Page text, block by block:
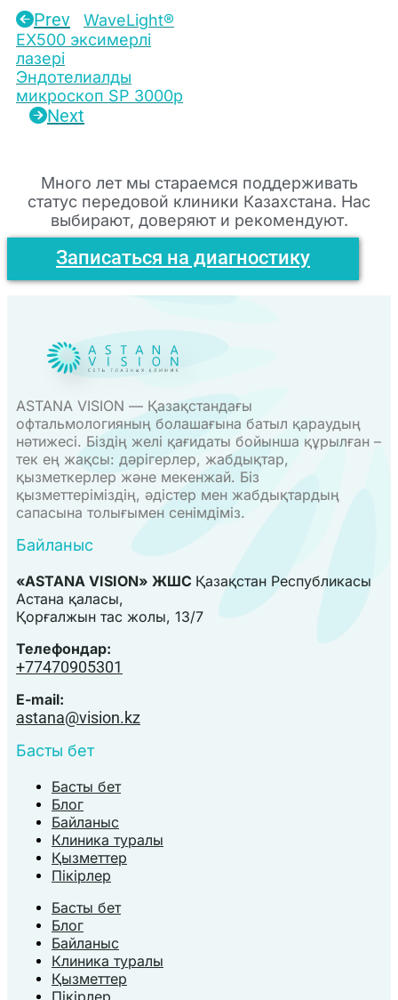
Prev
WaveLight®
EX500 эксимерлі
лазері
Эндотелиалды
микроскоп SP 3000p
Next
Много лет мы стараемся поддерживать
статус передовой клиники Казахстана. Нас
выбирают, доверяют и рекомендуют.
Записаться на диагностику
ASTANA VISION — Қазақстандағы
офтальмологияның болашағына батыл қараудың
нәтижесі. Біздің желі қағидаты бойынша құрылған –
тек ең жақсы: дәрігерлер, жабдықтар,
қызметкерлер және мекенжай. Біз
қызметтеріміздің, әдістер мен жабдықтардың
сапасына толығымен сенімдіміз.
Байланыс
«ASTANA VISION» ЖШС Қазақстан Республикасы
Астана қаласы,
Қорғалжын тас жолы, 13/7
Телефондар:
+77470905301
E-mail:
astana@vision.kz
Басты бет
Басты бет
Блог
Байланыс
Клиника туралы
Қызметтер
Пікірлер
Басты бет
Блог
Байланыс
Клиника туралы
Қызметтер
Пікірлер